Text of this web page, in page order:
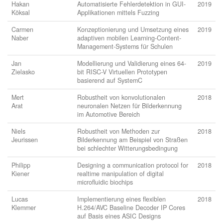
Hakan
Köksal
Automatisierte Fehlerdetektion in GUI-
Applikationen mittels Fuzzing
2019
Carmen
Naber
Konzeptionierung und Umsetzung eines
adaptiven mobilen Learning-Content-
Management-Systems für Schulen
2019
Jan
Zielasko
Modellierung und Validierung eines 64-
bit RISC-V Virtuellen Prototypen
basierend auf SystemC
2019
Mert
Arat
Robustheit von konvolutionalen
neuronalen Netzen für Bilderkennung
im Automotive Bereich
2018
Niels
Jeurissen
Robustheit von Methoden zur
Bilderkennung am Beispiel von Straßen
bei schlechter Witterungsbedingung
2018
Philipp
Kiener
Designing a communication protocol for
realtime manipulation of digital
microfluidic biochips
2018
Lucas
Klemmer
Implementierung eines flexiblen
H.264/AVC Baseline Decoder IP Cores
auf Basis eines ASIC Designs
2018